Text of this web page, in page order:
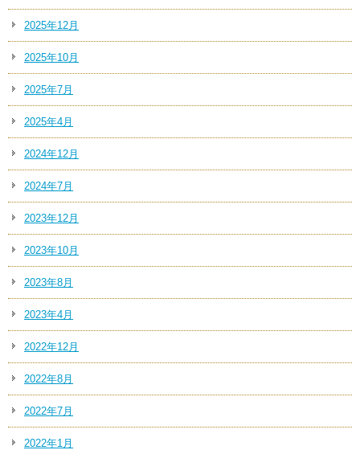
2025年12月
2025年10月
2025年7月
2025年4月
2024年12月
2024年7月
2023年12月
2023年10月
2023年8月
2023年4月
2022年12月
2022年8月
2022年7月
2022年1月